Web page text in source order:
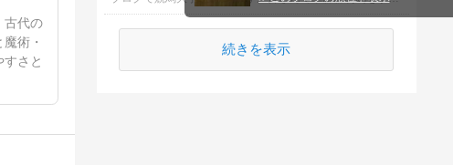
古代の
術・
さと
続きを表示